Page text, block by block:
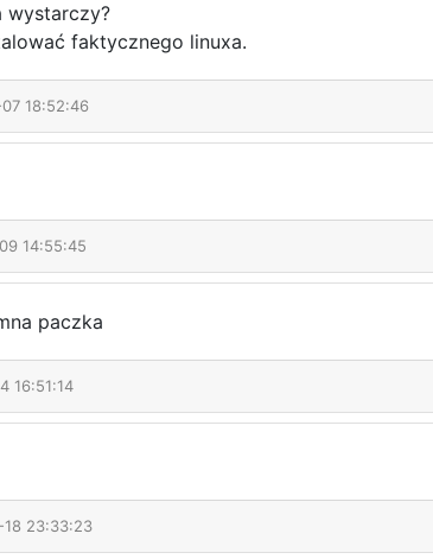
wystarczy?
faktycznego linuxa.
07 18:52:46
14:55:45
paczka
16:51:14
18 23:33:23